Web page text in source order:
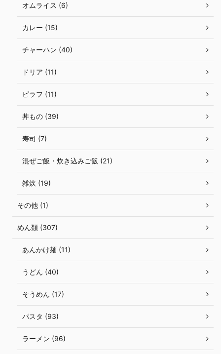
オムライス (6)
カレー (15)
チャーハン (40)
ドリア (11)
ピラフ (11)
丼もの (39)
寿司 (7)
混ぜご飯・炊き込みご飯 (21)
雑炊 (19)
その他 (1)
めん類 (307)
あんかけ麺 (11)
うどん (40)
そうめん (17)
パスタ (93)
ラーメン (96)